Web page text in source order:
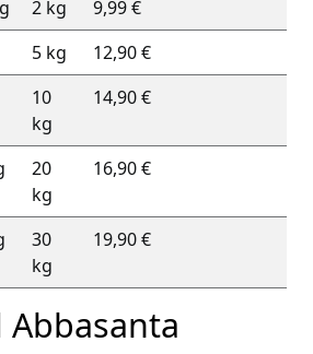
2 kg
9,99 €
5 kg
12,90 €
10
kg
14,90 €
20
kg
16,90 €
30
kg
19,90 €